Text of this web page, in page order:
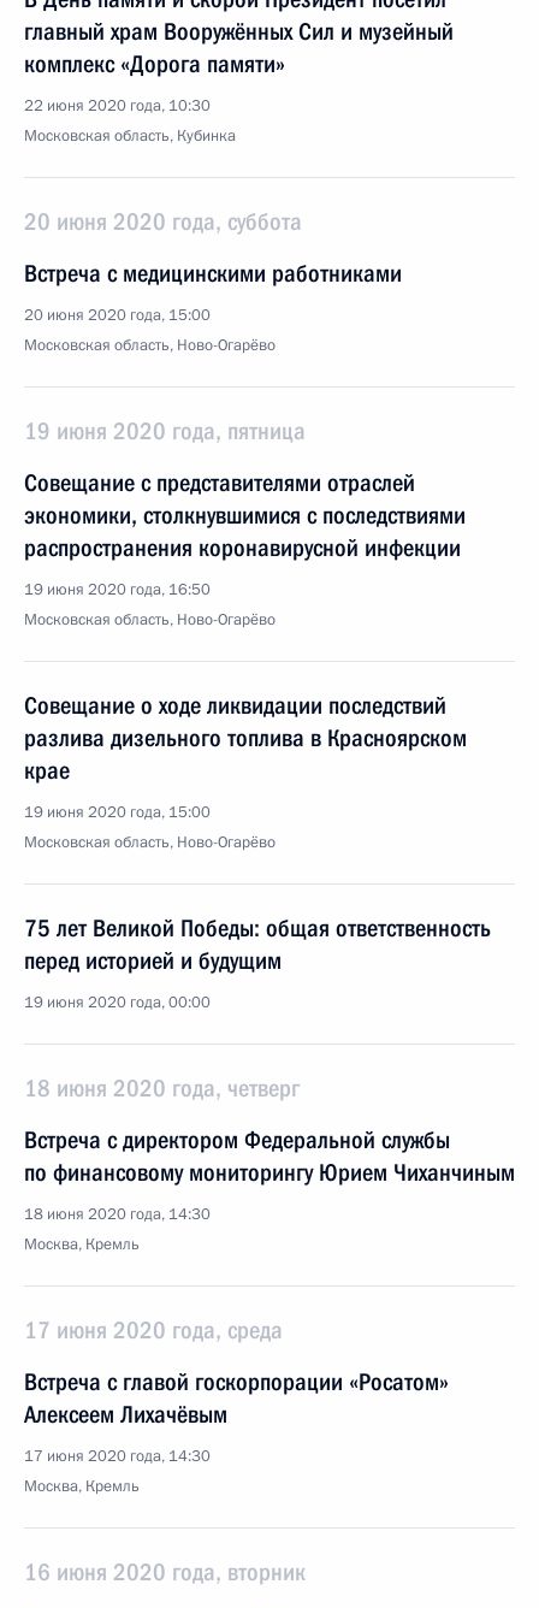
главный храм Вооружённых Сил и музейный
комплекс «Дорога памяти»
22 июня 2020 года, 10:30
Московская область, Кубинка
20 июня 2020 года, суббота
Встреча с медицинскими работниками
20 июня 2020 года, 15:00
Московская область, Ново-Огарёво
19 июня 2020 года, пятница
Совещание с представителями отраслей
экономики, столкнувшимися с последствиями
распространения коронавирусной инфекции
19 июня 2020 года, 16:50
Московская область, Ново-Огарёво
Совещание о ходе ликвидации последствий
разлива дизельного топлива в Красноярском
крае
19 июня 2020 года, 15:00
Московская область, Ново-Огарёво
75 лет Великой Победы: общая ответственность
перед историей и будущим
19 июня 2020 года, 00:00
18 июня 2020 года, четверг
Встреча с директором Федеральной службы
по финансовому мониторингу Юрием Чиханчиным
18 июня 2020 года, 14:30
Москва, Кремль
17 июня 2020 года, среда
Встреча с главой госкорпорации «Росатом»
Алексеем Лихачёвым
17 июня 2020 года, 14:30
Москва, Кремль
16 июня 2020 года, вторник